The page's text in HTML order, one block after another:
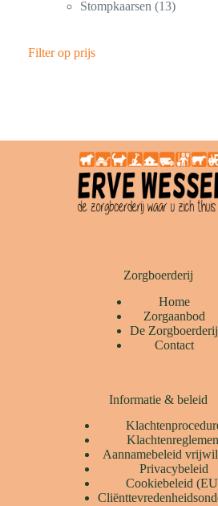
Stompkaarsen
13
Filter op prijs
Zorgboerderij
Home
Zorgaanbod
De Zorgboerderij
Contact
Informatie & beleid
Aannamebeleid
Privacybeleid
Cookiebeleid